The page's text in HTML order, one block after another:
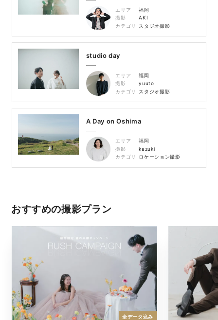
エリア
福岡
撮影
AKI
カテゴリ
スタジオ撮影
studio day
エリア
福岡
撮影
yuuto
カテゴリ
スタジオ撮影
A Day on Oshima
エリア
福岡
撮影
kazuki
カテゴリ
ロケーション撮影
おすすめの撮影プラン
全データ込み